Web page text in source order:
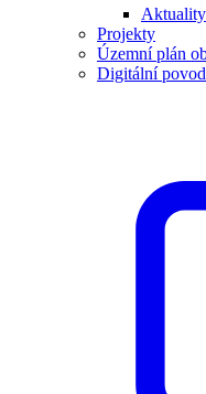
Aktuality
Projekty
Územní plán
Digitální